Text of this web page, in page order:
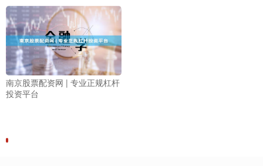
南京股票配资网 | 专业正规杠杆
投资平台